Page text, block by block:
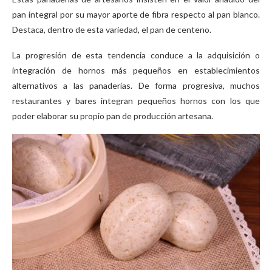
pan integral por su mayor aporte de fibra respecto al pan blanco.
Destaca, dentro de esta variedad, el pan de centeno.
La progresión de esta tendencia conduce a la adquisición o
integración de hornos más pequeños en establecimientos
alternativos a las panaderías. De forma progresiva, muchos
restaurantes y bares integran pequeños hornos con los que
poder elaborar su propio pan de producción artesana.